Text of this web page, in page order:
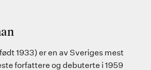
1933) er en av Sveriges mest
forfattere og debuterte i 1959